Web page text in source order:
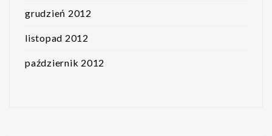
grudzień 2012
listopad 2012
październik 2012